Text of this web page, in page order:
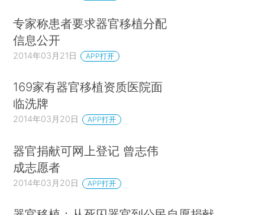
专家称患者要求器官移植分配
信息公开
2014年03月21日 APP打开
169家有器官移植资质医院面
临洗牌
2014年03月20日 APP打开
器官捐献可网上登记 曾志伟
成志愿者
2014年03月20日 APP打开